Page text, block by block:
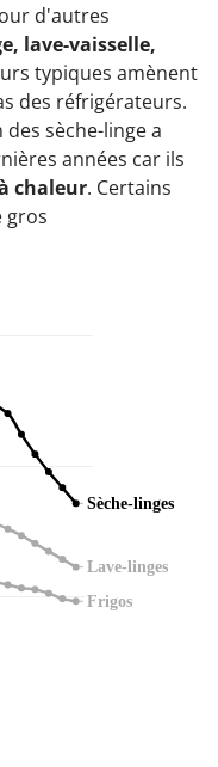
d'autres
lave-vaisselle,
typiques amènent
des réfrigérateurs.
sèche-linge a
années car ils
chaleur. Certains
gros